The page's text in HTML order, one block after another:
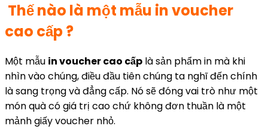
Thế nào là một mẫu in voucher
cao cấp ?
Một mẫu in voucher cao cấp là sản phẩm in mà khi
nhìn vào chúng, điều đầu tiên chúng ta nghĩ đến chính
là sang trọng và đẳng cấp. Nó sẽ đóng vai trò như một
món quà có giá trị cao chứ không đơn thuần là một
mảnh giấy voucher nhỏ.